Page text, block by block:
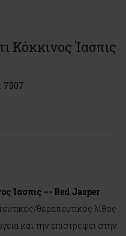
Κόκκινος Ίασπις
7907
Ίασπις –- Red Jasper
θεραπευτικός λίθος
και την επιστρέφει στην